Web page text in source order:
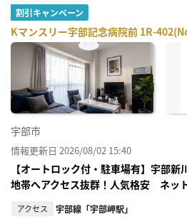
割引キャンペーン
Kマンスリー宇部記念病院前 1R-
宇部市
情報更新日 2026/08/02 15:40
【オートロック付・駐車場有】宇部
地帯へアクセス抜群！人気格安 ネッ
アクセス 宇部線「宇部岬駅」